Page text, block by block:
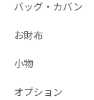
バッグ・カバン
お財布
小物
オプション